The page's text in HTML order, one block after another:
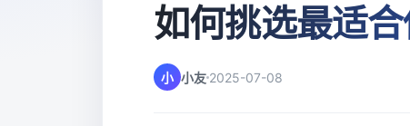
如何挑选最适合
小 小友 2025-07-08